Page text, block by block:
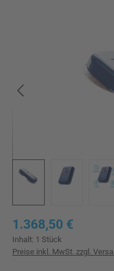
Regulärer Preis:
1.368,50 €
Inhalt: 1 Stück
Preise inkl. MwSt. zzgl.